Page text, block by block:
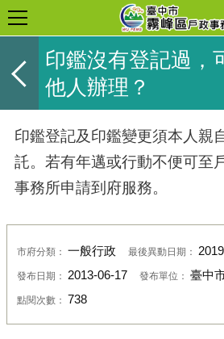
印鑑沒有登記過，
他人辦理？
印鑑登記及印鑑變更須本人親
託。若有年邁或行動不便可至
事務所申請到府服務。
市府分類： 一般行政 最後異動日期：
發布日期： 2013-06-17 發布單位： 臺中
點閱次數： 738